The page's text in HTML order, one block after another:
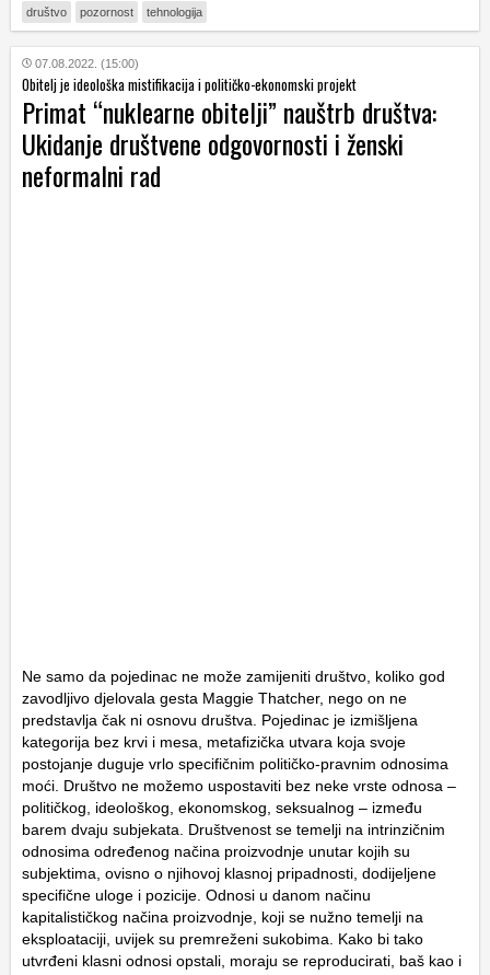
društvo pozornost tehnologija
07.08.2022. (15:00)
Obitelj je ideološka mistifikacija i političko-ekonomski projekt
Primat “nuklearne obitelji” nauštrb društva:
Ukidanje društvene odgovornosti i ženski
neformalni rad
Ne samo da pojedinac ne može zamijeniti društvo, koliko god
zavodljivo djelovala gesta Maggie Thatcher, nego on ne
predstavlja čak ni osnovu društva. Pojedinac je izmišljena
kategorija bez krvi i mesa, metafizička utvara koja svoje
postojanje duguje vrlo specifičnim političko-pravnim odnosima
moći. Društvo ne možemo uspostaviti bez neke vrste odnosa –
političkog, ideološkog, ekonomskog, seksualnog – između
barem dvaju subjekata. Društvenost se temelji na intrinzičnim
odnosima određenog načina proizvodnje unutar kojih su
subjektima, ovisno o njihovoj klasnoj pripadnosti, dodijeljene
specifične uloge i pozicije. Odnosi u danom načinu
kapitalističkog načina proizvodnje, koji se nužno temelji na
eksploataciji, uvijek su premreženi sukobima. Kako bi tako
utvrđeni klasni odnosi opstali, moraju se reproducirati, baš kao i